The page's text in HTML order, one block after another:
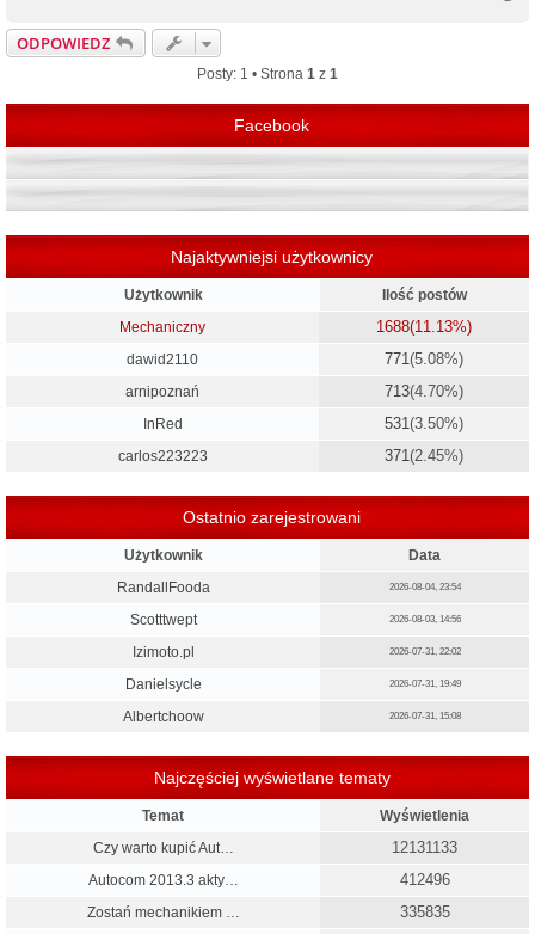
ODPOWIEDZ
Posty: 1 • Strona 1 z 1
Facebook
Najaktywniejsi użytkownicy
Użytkownik
Ilość postów
Mechaniczny
1688(11.13%)
dawid2110 771(5.08%)
arnipoznań 713(4.70%)
InRed 531(3.50%)
carlos223223 371(2.45%)
Ostatnio zarejestrowani
Użytkownik
Data
RandallFooda
2026-08-04, 23:54
Scotttwept 2026-08-03, 14:56
Izimoto.pl 2026-07-31, 22:02
Danielsycle 2026-07-31, 19:49
Albertchoow 2026-07-31, 15:08
Najczęściej wyświetlane tematy
Temat
Wyświetlenia
Czy warto kupić Aut…
12131133
Autocom 2013.3 akty… 412496
Zostań mechanikiem … 335835